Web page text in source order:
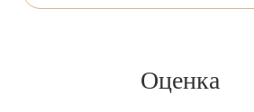
Оценка